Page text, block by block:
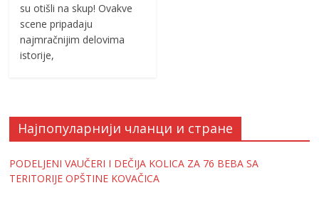
su otišli na skup! Ovakve
scene pripadaju
najmračnijim delovima
istorije,
Најпопуларнији чланци и стране
PODELJENI VAUČERI I DEČIJA KOLICA ZA 76 BEBA SA
TERITORIJE OPŠTINE KOVAČICA